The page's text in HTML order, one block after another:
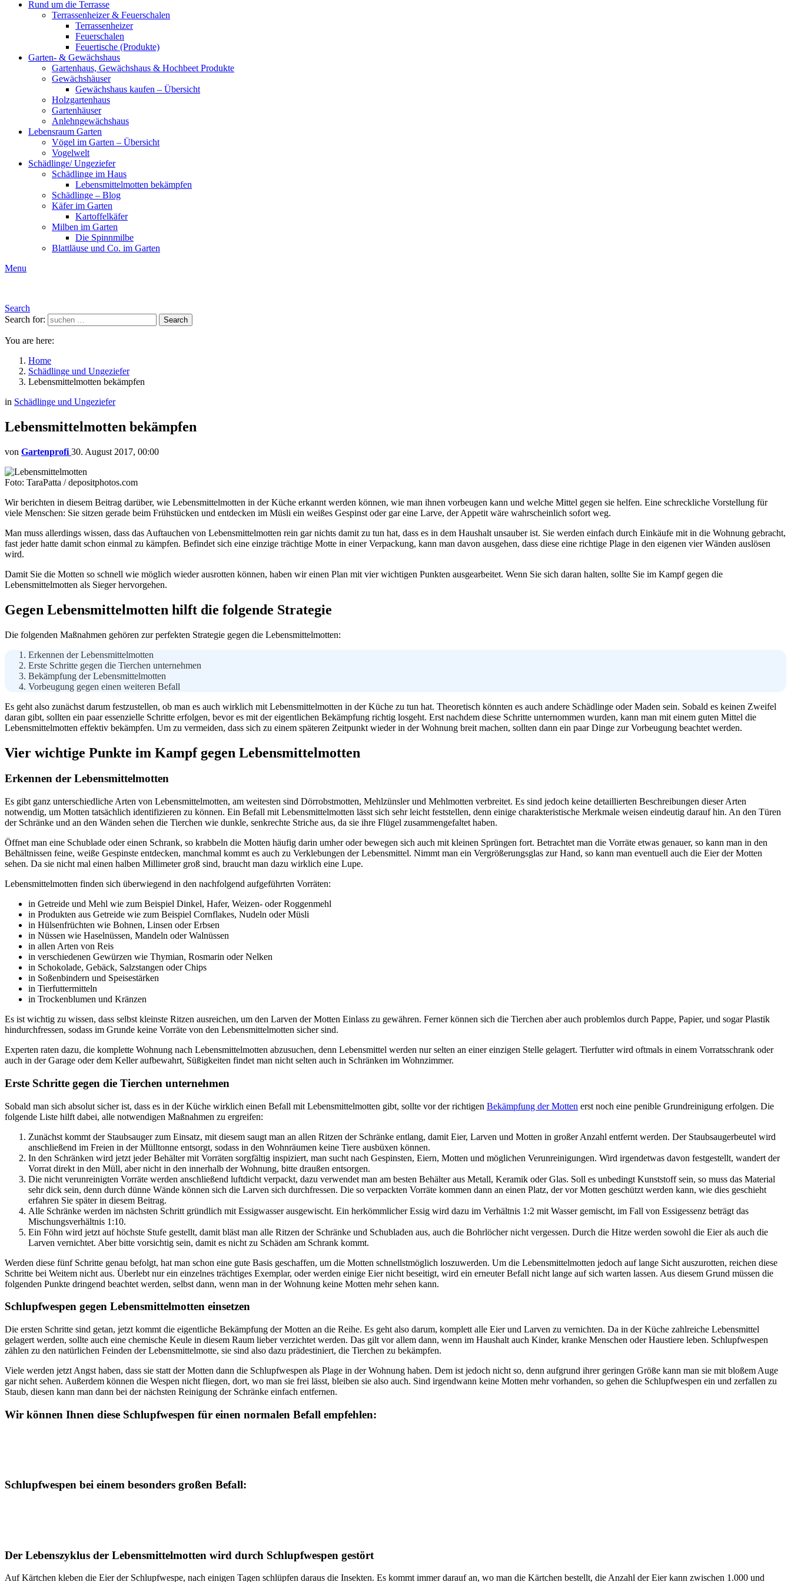
Rund um die Terrasse
Terrassenheizer & Feuerschalen
Terrassenheizer
Feuerschalen
Feuertische (Produkte)
Garten- & Gewächshaus
Gartenhaus, Gewächshaus & Hochbeet Produkte
Gewächshäuser
Gewächshaus kaufen – Übersicht
Holzgartenhaus
Gartenhäuser
Anlehngewächshaus
Lebensraum Garten
Vögel im Garten – Übersicht
Vogelwelt
Schädlinge/ Ungeziefer
Schädlinge im Haus
Lebensmittelmotten bekämpfen
Schädlinge – Blog
Käfer im Garten
Kartoffelkäfer
Milben im Garten
Die Spinnmilbe
Blattläuse und Co. im Garten
Menu
Search
Search for:
Search
You are here:
Home
Schädlinge und Ungeziefer
Lebensmittelmotten bekämpfen
in Schädlinge und Ungeziefer
Lebensmittelmotten bekämpfen
von Gartenprofi 30. August 2017, 00:00
Foto: TaraPatta / depositphotos.com
Wir berichten in diesem Beitrag darüber, wie Lebensmittelmotten in der Küche erkannt werden können, wie man ihnen vorbeugen kann und welche Mittel gegen sie helfen. Eine schreckliche Vorstellung für
viele Menschen: Sie sitzen gerade beim Frühstücken und entdecken im Müsli ein weißes Gespinst oder gar eine Larve, der Appetit wäre wahrscheinlich sofort weg.
Man muss allerdings wissen, dass das Auftauchen von Lebensmittelmotten rein gar nichts damit zu tun hat, dass es in dem Haushalt unsauber ist. Sie werden einfach durch Einkäufe mit in die Wohnung gebracht,
fast jeder hatte damit schon einmal zu kämpfen. Befindet sich eine einzige trächtige Motte in einer Verpackung, kann man davon ausgehen, dass diese eine richtige Plage in den eigenen vier Wänden auslösen
wird.
Damit Sie die Motten so schnell wie möglich wieder ausrotten können, haben wir einen Plan mit vier wichtigen Punkten ausgearbeitet. Wenn Sie sich daran halten, sollte Sie im Kampf gegen die
Lebensmittelmotten als Sieger hervorgehen.
Gegen Lebensmittelmotten hilft die folgende Strategie
Die folgenden Maßnahmen gehören zur perfekten Strategie gegen die Lebensmittelmotten:
Erkennen der Lebensmittelmotten
Erste Schritte gegen die Tierchen unternehmen
Bekämpfung der Lebensmittelmotten
Vorbeugung gegen einen weiteren Befall
Es geht also zunächst darum festzustellen, ob man es auch wirklich mit Lebensmittelmotten in der Küche zu tun hat. Theoretisch könnten es auch andere Schädlinge oder Maden sein. Sobald es keinen Zweifel
daran gibt, sollten ein paar essenzielle Schritte erfolgen, bevor es mit der eigentlichen Bekämpfung richtig losgeht. Erst nachdem diese Schritte unternommen wurden, kann man mit einem guten Mittel die
Lebensmittelmotten effektiv bekämpfen. Um zu vermeiden, dass sich zu einem späteren Zeitpunkt wieder in der Wohnung breit machen, sollten dann ein paar Dinge zur Vorbeugung beachtet werden.
Vier wichtige Punkte im Kampf gegen Lebensmittelmotten
Erkennen der Lebensmittelmotten
Es gibt ganz unterschiedliche Arten von Lebensmittelmotten, am weitesten sind Dörrobstmotten, Mehlzünsler und Mehlmotten verbreitet. Es sind jedoch keine detaillierten Beschreibungen dieser Arten
notwendig, um Motten tatsächlich identifizieren zu können. Ein Befall mit Lebensmittelmotten lässt sich sehr leicht feststellen, denn einige charakteristische Merkmale weisen eindeutig darauf hin. An den Türen
der Schränke und an den Wänden sehen die Tierchen wie dunkle, senkrechte Striche aus, da sie ihre Flügel zusammengefaltet haben.
Öffnet man eine Schublade oder einen Schrank, so krabbeln die Motten häufig darin umher oder bewegen sich auch mit kleinen Sprüngen fort. Betrachtet man die Vorräte etwas genauer, so kann man in den
Behältnissen feine, weiße Gespinste entdecken, manchmal kommt es auch zu Verklebungen der Lebensmittel. Nimmt man ein Vergrößerungsglas zur Hand, so kann man eventuell auch die Eier der Motten
sehen. Da sie nicht mal einen halben Millimeter groß sind, braucht man dazu wirklich eine Lupe.
Lebensmittelmotten finden sich überwiegend in den nachfolgend aufgeführten Vorräten:
in Getreide und Mehl wie zum Beispiel Dinkel, Hafer, Weizen- oder Roggenmehl
in Produkten aus Getreide wie zum Beispiel Cornflakes, Nudeln oder Müsli
in Hülsenfrüchten wie Bohnen, Linsen oder Erbsen
in Nüssen wie Haselnüssen, Mandeln oder Walnüssen
in allen Arten von Reis
in verschiedenen Gewürzen wie Thymian, Rosmarin oder Nelken
in Schokolade, Gebäck, Salzstangen oder Chips
in Soßenbindern und Speisestärken
in Tierfuttermitteln
in Trockenblumen und Kränzen
Es ist wichtig zu wissen, dass selbst kleinste Ritzen ausreichen, um den Larven der Motten Einlass zu gewähren. Ferner können sich die Tierchen aber auch problemlos durch Pappe, Papier, und sogar Plastik
hindurchfressen, sodass im Grunde keine Vorräte von den Lebensmittelmotten sicher sind.
Experten raten dazu, die komplette Wohnung nach Lebensmittelmotten abzusuchen, denn Lebensmittel werden nur selten an einer einzigen Stelle gelagert. Tierfutter wird oftmals in einem Vorratsschrank oder
auch in der Garage oder dem Keller aufbewahrt, Süßigkeiten findet man nicht selten auch in Schränken im Wohnzimmer.
Erste Schritte gegen die Tierchen unternehmen
Sobald man sich absolut sicher ist, dass es in der Küche wirklich einen Befall mit Lebensmittelmotten gibt, sollte vor der richtigen Bekämpfung der Motten erst noch eine penible Grundreinigung erfolgen. Die
folgende Liste hilft dabei, alle notwendigen Maßnahmen zu ergreifen:
Zunächst kommt der Staubsauger zum Einsatz, mit diesem saugt man an allen Ritzen der Schränke entlang, damit Eier, Larven und Motten in großer Anzahl entfernt werden. Der Staubsaugerbeutel wird
anschließend im Freien in der Mülltonne entsorgt, sodass in den Wohnräumen keine Tiere ausbüxen können.
In den Schränken wird jetzt jeder Behälter mit Vorräten sorgfältig inspiziert, man sucht nach Gespinsten, Eiern, Motten und möglichen Verunreinigungen. Wird irgendetwas davon festgestellt, wandert der
Vorrat direkt in den Müll, aber nicht in den innerhalb der Wohnung, bitte draußen entsorgen.
Die nicht verunreinigten Vorräte werden anschließend luftdicht verpackt, dazu verwendet man am besten Behälter aus Metall, Keramik oder Glas. Soll es unbedingt Kunststoff sein, so muss das Material
sehr dick sein, denn durch dünne Wände können sich die Larven sich durchfressen. Die so verpackten Vorräte kommen dann an einen Platz, der vor Motten geschützt werden kann, wie dies geschieht
erfahren Sie später in diesem Beitrag.
Alle Schränke werden im nächsten Schritt gründlich mit Essigwasser ausgewischt. Ein herkömmlicher Essig wird dazu im Verhältnis 1:2 mit Wasser gemischt, im Fall von Essigessenz beträgt das
Mischungsverhältnis 1:10.
Ein Föhn wird jetzt auf höchste Stufe gestellt, damit bläst man alle Ritzen der Schränke und Schubladen aus, auch die Bohrlöcher nicht vergessen. Durch die Hitze werden sowohl die Eier als auch die
Larven vernichtet. Aber bitte vorsichtig sein, damit es nicht zu Schäden am Schrank kommt.
Werden diese fünf Schritte genau befolgt, hat man schon eine gute Basis geschaffen, um die Motten schnellstmöglich loszuwerden. Um die Lebensmittelmotten jedoch auf lange Sicht auszurotten, reichen diese
Schritte bei Weitem nicht aus. Überlebt nur ein einzelnes trächtiges Exemplar, oder werden einige Eier nicht beseitigt, wird ein erneuter Befall nicht lange auf sich warten lassen. Aus diesem Grund müssen die
folgenden Punkte dringend beachtet werden, selbst dann, wenn man in der Wohnung keine Motten mehr sehen kann.
Schlupfwespen gegen Lebensmittelmotten einsetzen
Die ersten Schritte sind getan, jetzt kommt die eigentliche Bekämpfung der Motten an die Reihe. Es geht also darum, komplett alle Eier und Larven zu vernichten. Da in der Küche zahlreiche Lebensmittel
gelagert werden, sollte auch eine chemische Keule in diesem Raum lieber verzichtet werden. Das gilt vor allem dann, wenn im Haushalt auch Kinder, kranke Menschen oder Haustiere leben. Schlupfwespen
zählen zu den natürlichen Feinden der Lebensmittelmotte, sie sind also dazu prädestiniert, die Tierchen zu bekämpfen.
Viele werden jetzt Angst haben, dass sie statt der Motten dann die Schlupfwespen als Plage in der Wohnung haben. Dem ist jedoch nicht so, denn aufgrund ihrer geringen Größe kann man sie mit bloßem Auge
gar nicht sehen. Außerdem können die Wespen nicht fliegen, dort, wo man sie frei lässt, bleiben sie also auch. Sind irgendwann keine Motten mehr vorhanden, so gehen die Schlupfwespen ein und zerfallen zu
Staub, diesen kann man dann bei der nächsten Reinigung der Schränke einfach entfernen.
Wir können Ihnen diese Schlupfwespen für einen normalen Befall empfehlen:
Schlupfwespen bei einem besonders großen Befall:
Der Lebenszyklus der Lebensmittelmotten wird durch Schlupfwespen gestört
Auf Kärtchen kleben die Eier der Schlupfwespe, nach einigen Tagen schlüpfen daraus die Insekten. Es kommt immer darauf an, wo man die Kärtchen bestellt, die Anzahl der Eier kann zwischen 1.000 und